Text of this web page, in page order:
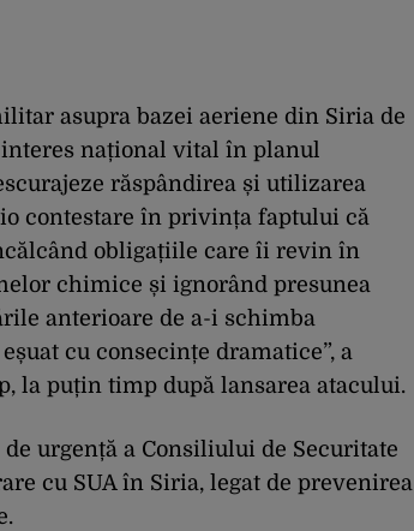
asupra bazei aeriene din Siria de
național vital în planul
răspândirea și utilizarea
contestare în privința faptului că
obligațiile care îi revin în
chimice și ignorând presunea
anterioare de a-i schimba
cu consecințe dramatice”, a
la puțin timp după lansarea atacului.
urgență a Consiliului de Securitate
cu SUA în Siria, legat de prevenirea